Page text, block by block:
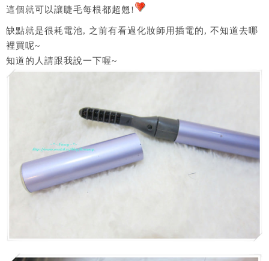
這個就可以讓睫毛每根都超翹!
缺點就是很耗電池, 之前有看過化妝師用插電的, 不知道去哪
裡買呢~
知道的人請跟我說一下喔~